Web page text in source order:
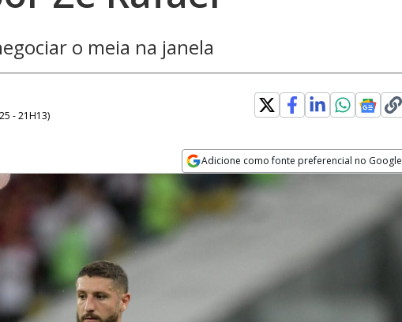
o meia na janela
- 21H13)
Adicione como fonte preferencial no Google
Opens in new window